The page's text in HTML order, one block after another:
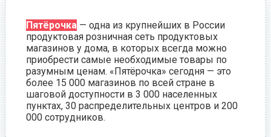
Пятёрочка — одна из крупнейших в России
продуктовая розничная сеть продуктовых
магазинов у дома, в которых всегда можно
приобрести самые необходимые товары по
разумным ценам. «Пятёрочка» сегодня — это
более 15 000 магазинов по всей стране в
шаговой доступности в 3 000 населенных
пунктах, 30 распределительных центров и 200
000 сотрудников.